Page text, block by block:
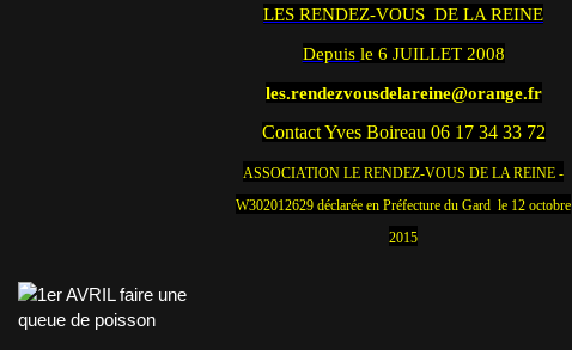
LES RENDEZ-VOUS DE LA REINE
Depuis le 6 JUILLET 2008
les.rendezvousdelareine@orange.fr
Contact Yves Boireau 06 17 34 33 72
ASSOCIATION LE RENDEZ-VOUS DE LA REINE -
W302012629 déclarée en Préfecture du Gard le 12 octobre
2015